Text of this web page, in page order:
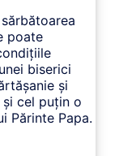
poate
biserici
și
şi cel puţin o
Părinte Papa.